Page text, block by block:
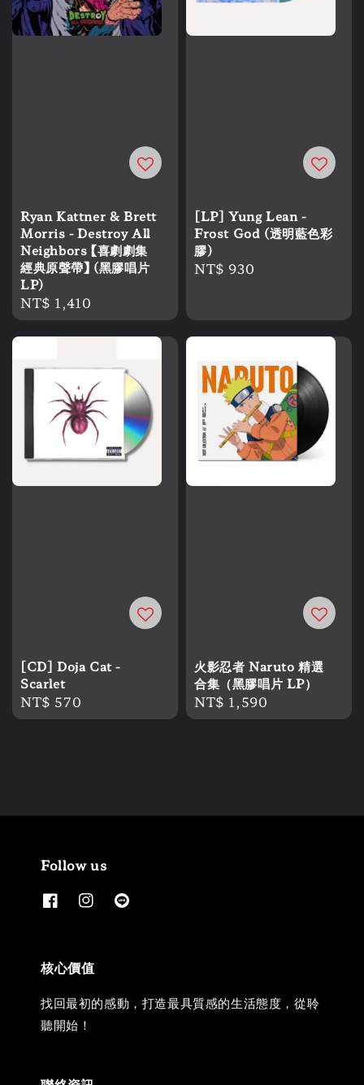
Ryan Kattner & Brett
Morris - Destroy All
Neighbors 【喜劇劇集
經典原聲帶】 (黑膠唱片
LP)
Regular
price
NT$ 1,410
[LP] Yung Lean -
Frost God (透明藍色彩
膠)
Regular
NT$ 930
[CD] Doja Cat -
Scarlet
Regular
price
NT$ 570
火影忍者 Naruto 精選
合集（黑膠唱片 LP）
Regular
price
NT$ 1,590
Follow us
核心價值
找回最初的感動，打造最具質感的生活態度，從聆
聽開始！